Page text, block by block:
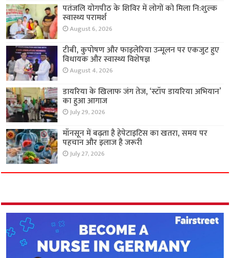
पतंजलि योगपीठ के शिविर में लोगों को मिला नि:शुल्क
स्वास्थ्य परामर्श
August 6, 2026
टीबी, कुपोषण और फाइलेरिया उन्मूलन पर एकजुट हुए
विधायक और स्वास्थ्य विशेषज्ञ
August 4, 2026
डायरिया के खिलाफ जंग तेज, ‘स्टॉप डायरिया अभियान’
का हुआ आगाज
July 29, 2026
मॉनसून में बढ़ता है हेपेटाइटिस का खतरा, समय पर
पहचान और इलाज है जरूरी
July 27, 2026